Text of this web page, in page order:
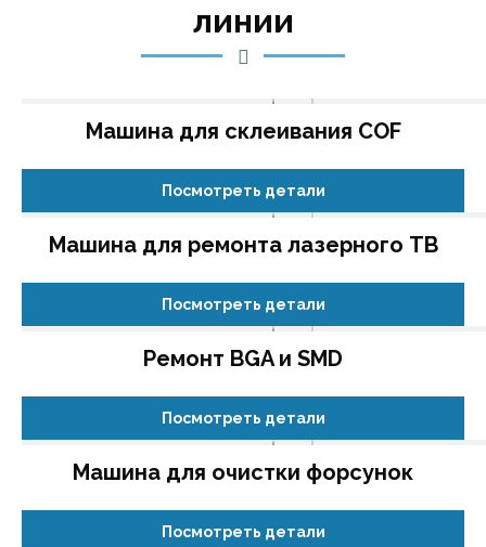
линии
Машина для склеивания COF
Посмотреть детали
Машина для ремонта лазерного ТВ
Посмотреть детали
Ремонт BGA и SMD
Посмотреть детали
Машина для очистки форсунок
Посмотреть детали